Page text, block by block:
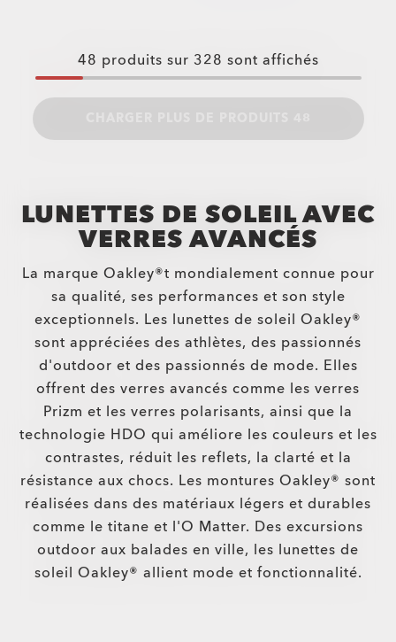
48 produits sur 328 sont affichés
LUNETTES DE SOLEIL AVEC
VERRES AVANCÉS
La marque Oakley®t mondialement connue pour
sa qualité, ses performances et son style
exceptionnels. Les lunettes de soleil Oakley®
sont appréciées des athlètes, des passionnés
d'outdoor et des passionnés de mode. Elles
offrent des verres avancés comme les verres
Prizm et les verres polarisants, ainsi que la
technologie HDO qui améliore les couleurs et les
contrastes, réduit les reflets, la clarté et la
résistance aux chocs. Les montures Oakley® sont
réalisées dans des matériaux légers et durables
comme le titane et l'O Matter. Des excursions
outdoor aux balades en ville, les lunettes de
soleil Oakley® allient mode et fonctionnalité.